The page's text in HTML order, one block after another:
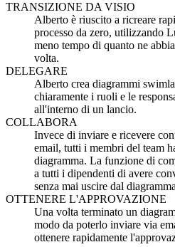
TRANSIZIONE DA VISIO
Alberto è riuscito a ricreare
processo da zero, utilizzando
meno tempo di quanto ne
volta.
DELEGARE
Alberto crea diagrammi
chiaramente i ruoli e le
all'interno di un lancio.
COLLABORA
Invece di inviare e ricevere
email, tutti i membri del team
diagramma. La funzione di
a tutti i dipendenti di avere
senza mai uscire dal
OTTENERE L'APPROVAZIONE
Una volta terminato un
modo da poterlo inviare via
ottenere rapidamente